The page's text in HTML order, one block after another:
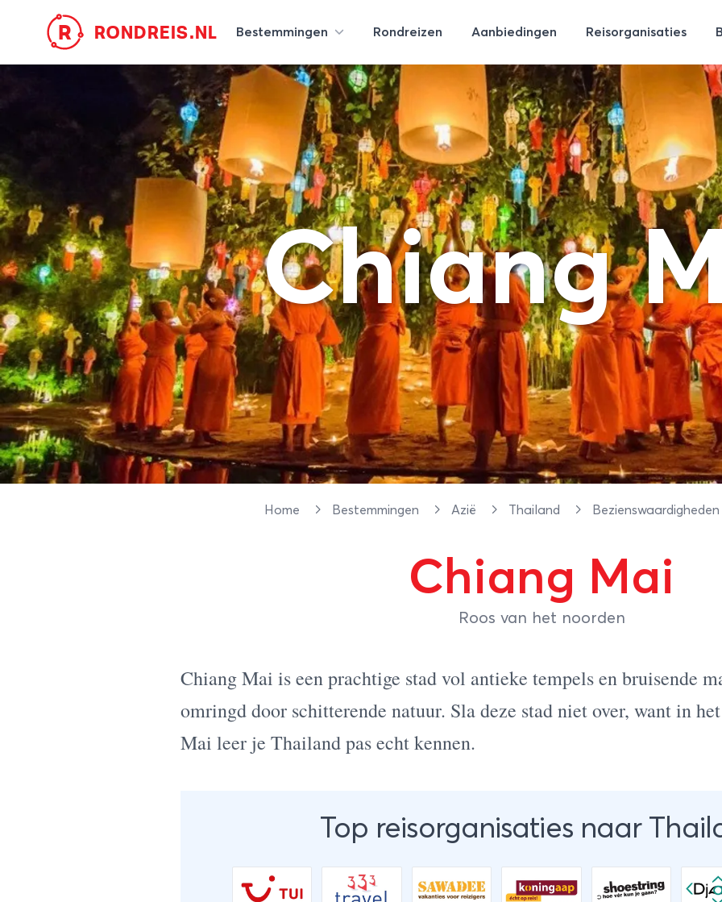
R RONDREIS.NL Bestemmingen Rondreizen Aanbiedingen Reisorganisaties
Chiang
Home Bestemmingen Azië Thailand Bezienswaardigheden
Chiang Mai
Roos van het noorden
Chiang Mai is een prachtige stad vol antieke tempels en bruisende
omringd door schitterende natuur. Sla deze stad niet over, want in
Mai leer je Thailand pas echt kennen.
Top reisorganisaties naar